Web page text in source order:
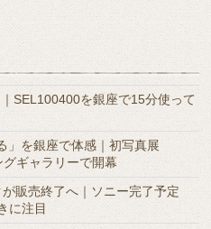
SEL100400を銀座で15分使って
」を銀座で体感｜初写真展
グギャラリーで開幕
販売終了へ｜ソニー完了予定
に注目